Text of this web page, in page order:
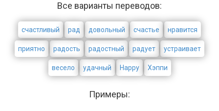
Все варианты переводов:
счастливый рад довольный счастье нравится
приятно радость радостный радует устраивает
весело удачный Happy Хэппи
Примеры: